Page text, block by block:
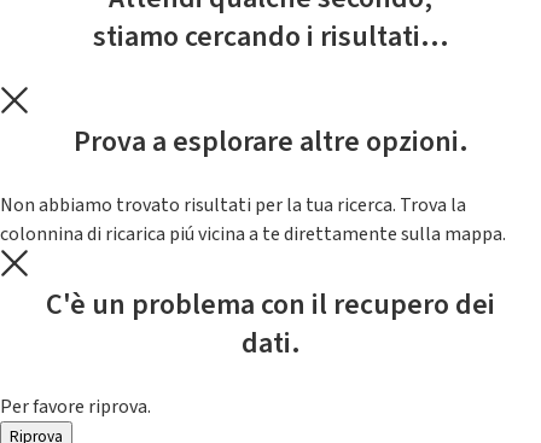
stiamo cercando i risultati...
Prova a esplorare altre opzioni.
Non abbiamo trovato risultati per la tua ricerca. Trova la
colonnina di ricarica piú vicina a te direttamente sulla mappa.
C'è un problema con il recupero dei
dati.
Per favore riprova.
Riprova